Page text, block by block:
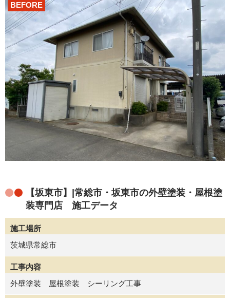
BEFORE
【坂東市】|常総市・坂東市の外壁塗装・屋根塗
装専門店 施工データ
施工場所
茨城県常総市
工事内容
外壁塗装 屋根塗装 シーリング工事